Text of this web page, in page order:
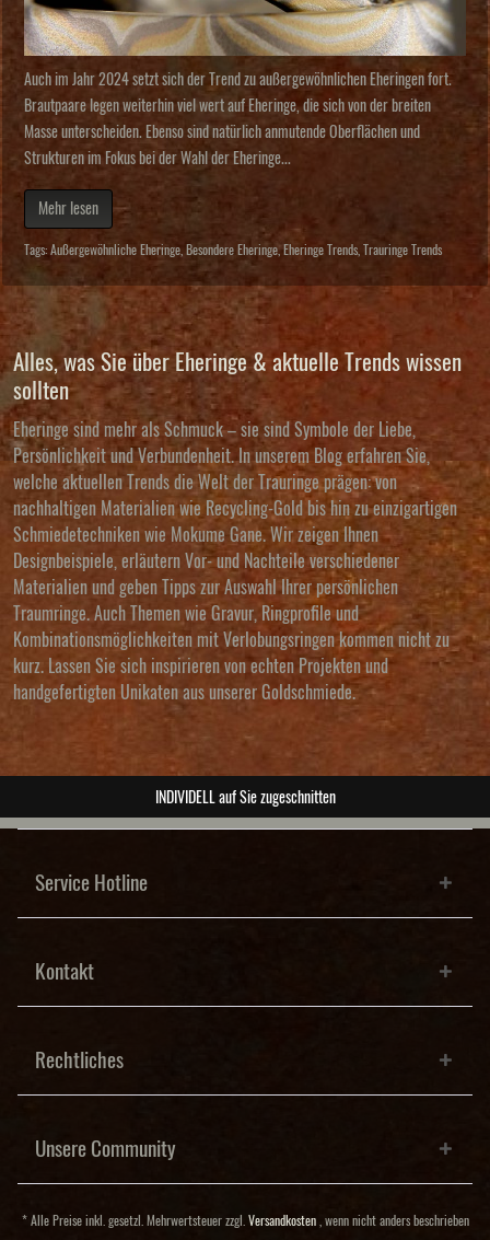
Auch im Jahr 2024 setzt sich der Trend zu außergewöhnlichen Eheringen fort.
Brautpaare legen weiterhin viel wert auf Eheringe, die sich von der breiten
Masse unterscheiden. Ebenso sind natürlich anmutende Oberflächen und
Strukturen im Fokus bei der Wahl der Eheringe...
Mehr lesen
Tags: Außergewöhnliche Eheringe Besondere Eheringe,Eheringe Trends Trauringe Trends
Alles, was Sie über Eheringe & aktuelle Trends wissen
sollten
Eheringe sind mehr als Schmuck – sie sind Symbole der Liebe,
Persönlichkeit und Verbundenheit. In unserem Blog erfahren Sie,
welche aktuellen Trends die Welt der Trauringe prägen: von
nachhaltigen Materialien wie Recycling-Gold bis hin zu einzigartigen
Schmiedetechniken wie Mokume Gane. Wir zeigen Ihnen
Designbeispiele, erläutern Vor- und Nachteile verschiedener
Materialien und geben Tipps zur Auswahl Ihrer persönlichen
Traumringe. Auch Themen wie Gravur, Ringprofile und
Kombinationsmöglichkeiten mit Verlobungsringen kommen nicht zu
kurz. Lassen Sie sich inspirieren von echten Projekten und
handgefertigten Unikaten aus unserer Goldschmiede.
ABSOLUTE Unikate
Service Hotline
Kontakt
Rechtliches
Unsere Community
* Alle Preise inkl. gesetzl. Mehrwertsteuer zzgl. Versandkosten, wenn nicht anders beschrieben